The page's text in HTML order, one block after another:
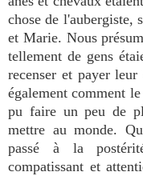
chose de l'aubergiste,
et Marie. Nous
tellement de gens
recenser et payer
également comment
pu faire un peu de
mettre au monde.
passé à la
compatissant et